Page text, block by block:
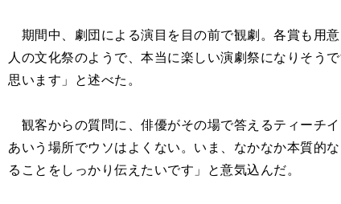
期間中、劇団による演目を目の前で観劇。各賞も用
人の文化祭のようで、本当に楽しい演劇祭になりそう
思います」と述べた。
観客からの質問に、俳優がその場で答えるティーチ
あいう場所でウソはよくない。いま、なかなか本質的
ることをしっかり伝えたいです」と意気込んだ。